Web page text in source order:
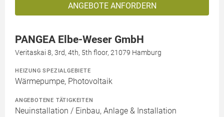
ANGEBOTE ANFORDERN
PANGEA Elbe-Weser GmbH
Veritaskai 8, 3rd, 4th, 5th floor, 21079 Hamburg
HEIZUNG SPEZIALGEBIETE
Wärmepumpe, Photovoltaik
ANGEBOTENE TÄTIGKEITEN
Neuinstallation / Einbau, Anlage & Installation